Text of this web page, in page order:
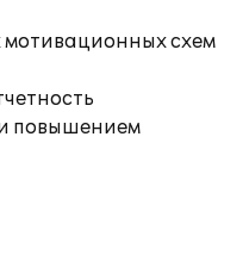
схем
повышением